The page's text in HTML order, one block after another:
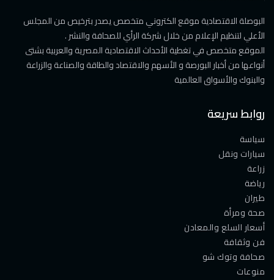
البوصلة الاقتصادية موقع الكتروني متخصص يصدر بترخيص من المجلس
الأعلي لتنظيم الإعلام من خلال شركة الرأي للصحافة والنشر .
الموقع متخصص في تغطية الأحداث الاقتصادية المصرية والعربية بشتى
أنواعها من أخبار البورصة و الأسهم والاقتصاد والطاقة والصناعة والزراعة
والبنوك والأسواق العالمية
روابط سريعة
سياسة
سيارات ونقل
زراعة
رياضة
طيران
صحة ومرأة
أسعار السلع والمعادن
فن وثقافة
صحافة وتوك شو
منوعات